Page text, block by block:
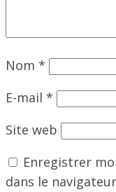
Nom *
E-mail *
Site web
Enregistrer
dans le